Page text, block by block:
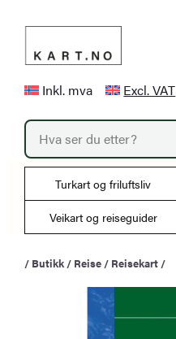
innhold
Inkl. mva Excl. VAT
P
o
d
t
r
Turkart og friluftsliv
Veikart og reiseguider
/ Butikk / Reise / Reisekart /